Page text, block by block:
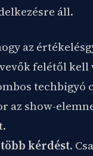
áll.
az
felétől
techbigyó
az show-
kérdést.